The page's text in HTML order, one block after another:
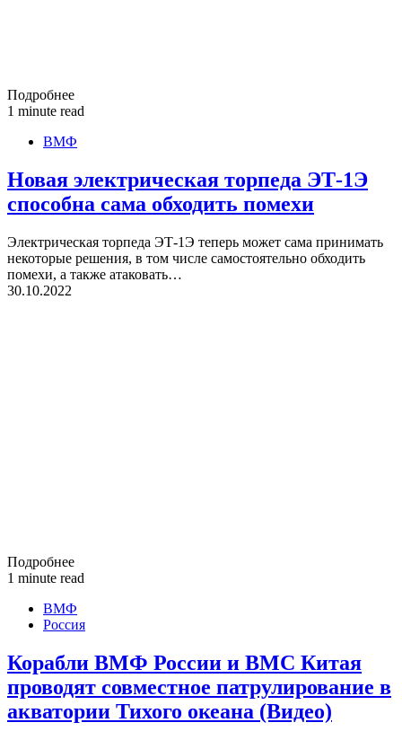
Подробнее
1 minute read
ВМФ
Новая электрическая торпеда ЭТ-1Э
способна сама обходить помехи
Электрическая торпеда ЭТ-1Э теперь может сама принимать
некоторые решения, в том числе самостоятельно обходить
помехи, а также атаковать…
30.10.2022
Подробнее
1 minute read
ВМФ
Россия
Корабли ВМФ России и ВМС Китая
проводят совместное патрулирование в
акватории Тихого океана (Видео)